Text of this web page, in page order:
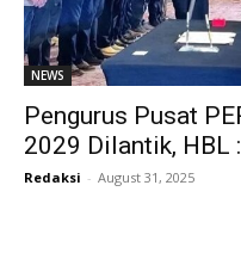
NEWS
Pengurus Pusat
2029 Dilantik, HBL
Redaksi - August 31, 2025